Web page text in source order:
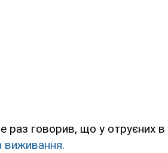
раз говорив, що у отруєних в
виживання.